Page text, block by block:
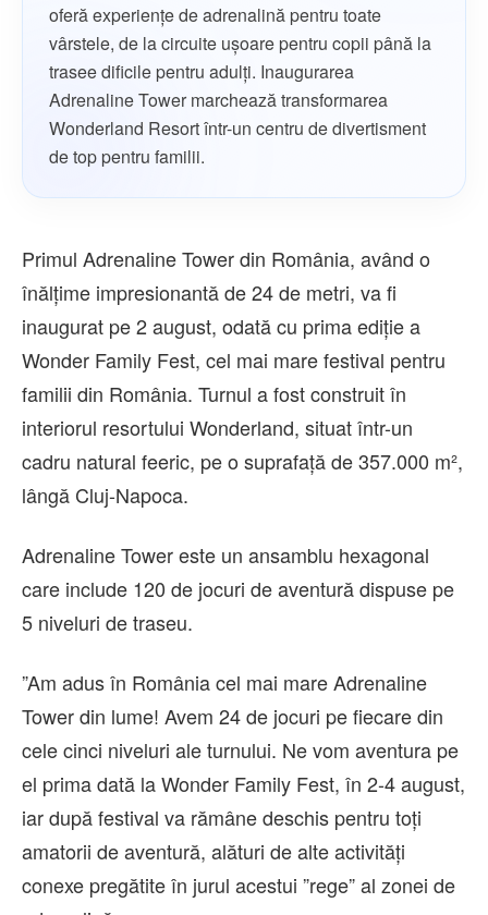
oferă experiențe de adrenalină pentru toate
vârstele, de la circuite ușoare pentru copii până la
trasee dificile pentru adulți. Inaugurarea
Adrenaline Tower marchează transformarea
Wonderland Resort într-un centru de divertisment
de top pentru familii.
Primul Adrenaline Tower din România, având o
înălțime impresionantă de 24 de metri, va fi
inaugurat pe 2 august, odată cu prima ediție a
Wonder Family Fest, cel mai mare festival pentru
familii din România. Turnul a fost construit în
interiorul resortului Wonderland, situat într-un
cadru natural feeric, pe o suprafață de 357.000 m²,
lângă Cluj-Napoca.
Adrenaline Tower este un ansamblu hexagonal
care include 120 de jocuri de aventură dispuse pe
5 niveluri de traseu.
”Am adus în România cel mai mare Adrenaline
Tower din lume! Avem 24 de jocuri pe fiecare din
cele cinci niveluri ale turnului. Ne vom aventura pe
el prima dată la Wonder Family Fest, în 2-4 august,
iar după festival va rămâne deschis pentru toți
amatorii de aventură, alături de alte activități
conexe pregătite în jurul acestui ”rege” al zonei de